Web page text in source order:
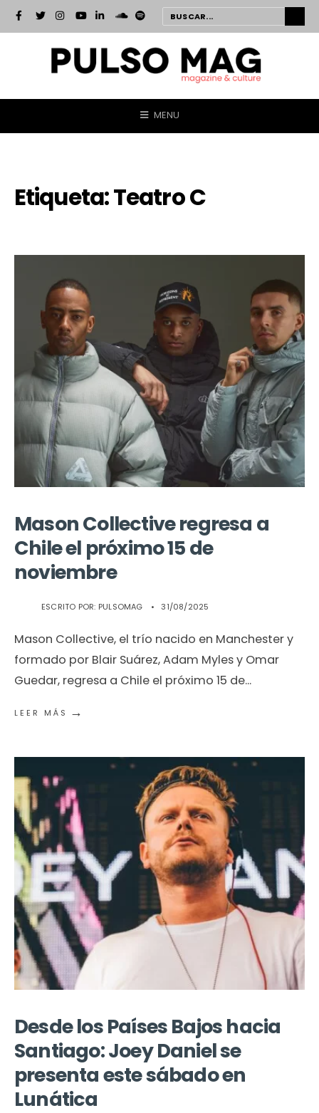
MENU
Etiqueta:Teatro C
Mason Collective regresa a
Chile el próximo 15 de
noviembre
ESCRITO POR: PULSOMAG • 31/08/2025
Mason Collective, el trío nacido en Manchester y
formado por Blair Suárez, Adam Myles y Omar
Guedar, regresa a Chile el próximo 15 de...
LEER MÁS →
Desde los Países Bajos hacia
Santiago: Joey Daniel se
presenta este sábado en
Lunática